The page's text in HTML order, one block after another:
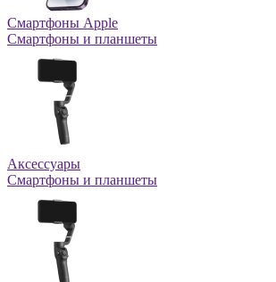
Смартфоны Apple
Смартфоны и планшеты
Аксессуары
Смартфоны и планшеты